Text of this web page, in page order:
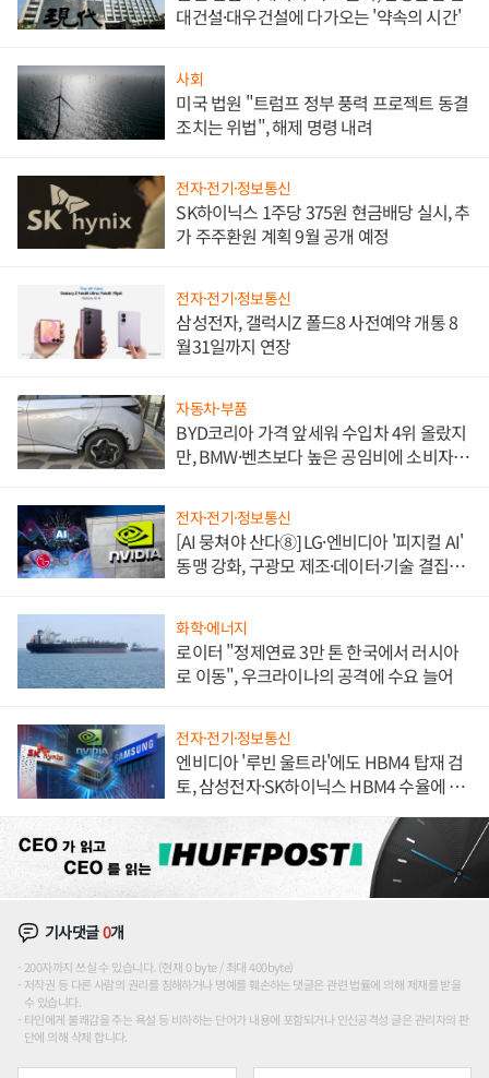
대건설·대우건설에 다가오는 '약속의 시간'
사회
미국 법원 "트럼프 정부 풍력 프로젝트 동결
조치는 위법", 해제 명령 내려
전자·전기·정보통신
SK하이닉스 1주당 375원 현금배당 실시, 추
가 주주환원 계획 9월 공개 예정
전자·전기·정보통신
삼성전자, 갤럭시Z 폴드8 사전예약 개통 8
월31일까지 연장
자동차·부품
BYD코리아 가격 앞세워 수입차 4위 올랐지
만, BMW·벤츠보다 높은 공임비에 소비자
전자·전기·정보통신
[AI 뭉쳐야 산다⑧] LG·엔비디아 '피지컬 AI'
동맹 강화, 구광모 제조·데이터·기술 결집
화학·에너지
로이터 "정제연료 3만 톤 한국에서 러시아
로 이동", 우크라이나의 공격에 수요 늘어
전자·전기·정보통신
엔비디아 '루빈 울트라'에도 HBM4 탑재 검
토, 삼성전자·SK하이닉스 HBM4 수율에 주
기사댓글0개
200자까지 쓰실 수 있습니다. (현재 0 byte / 최대 400byte)
저작권 등 다른 사람의 권리를 침해하거나 명예를 훼손하는 댓글은 관련 법률에 의해 제재를 받을
수 있습니다.
타인에게 불쾌감을 주는 욕설 등 비하하는 단어가 내용에 포함되거나 인신공격성 글은 관리자의 판
단에 의해 삭제 합니다.